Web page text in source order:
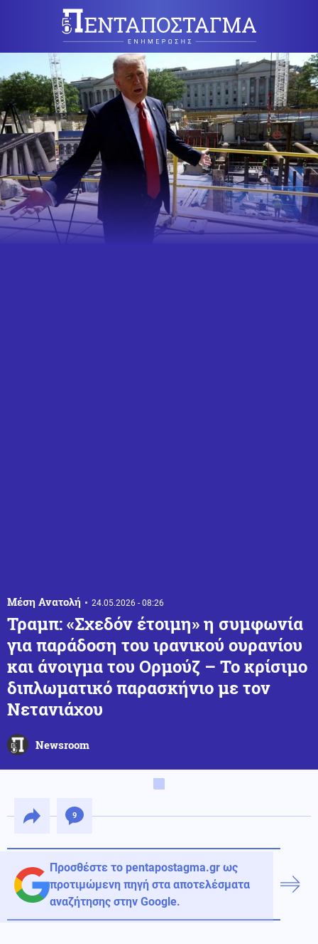
Μέση Ανατολή 24.05.2026 - 08:26
Τραμπ: «Σχεδόν έτοιμη» η συμφωνία
για παράδοση του ιρανικού ουρανίου
και άνοιγμα του Ορμούζ – Το κρίσιμο
διπλωματικό παρασκήνιο με τον
Νετανιάχου
Newsroom
9
Προσθέστε το pentapostagma.gr ως
προτιμώμενη πηγή στα αποτελέσματα
αναζήτησης στην Google.